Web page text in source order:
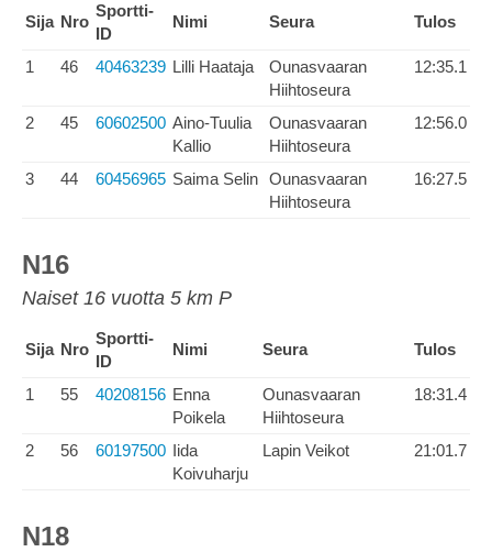
Sija Nro
Sportti-
ID
Nimi Seura Tulos
1 46 40463239 Lilli Haataja
Ounasvaaran
Hiihtoseura
12:35.1
2 45 60602500 Aino-Tuulia
Kallio
Ounasvaaran
Hiihtoseura
12:56.0
3 44 60456965 Saima Selin Ounasvaaran
Hiihtoseura
16:27.5
N16
Naiset 16 vuotta 5 km P
Sija Nro
Sportti-
ID
Nimi Seura Tulos
1 55 40208156 Enna
Poikela
Ounasvaaran
Hiihtoseura
18:31.4
2 56 60197500 Iida
Koivuharju
Lapin Veikot 21:01.7
N18